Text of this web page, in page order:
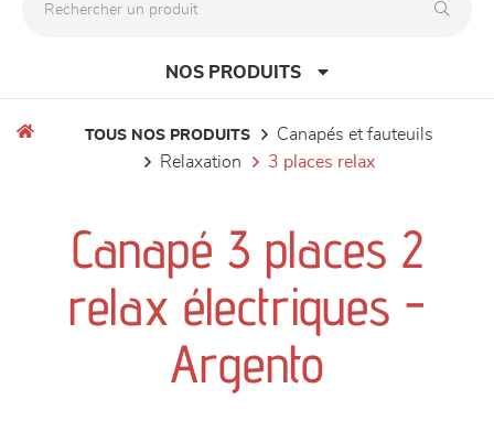
NOS PRODUITS
séjours
meubles de complément
chambres et dressing
TOUS NOS PRODUITS
canapés et fauteuils
relaxation
3 places relax
Canapé 3 places 2
relax électriques -
Argento